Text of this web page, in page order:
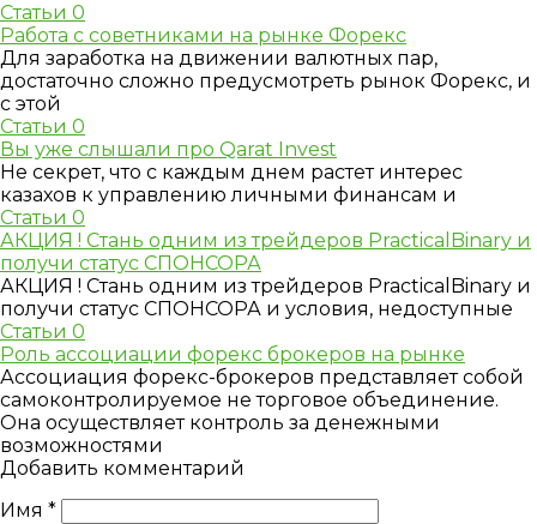
Статьи 0
Работа с советниками на рынке Форекс
Для заработка на движении валютных пар,
достаточно сложно предусмотреть рынок Форекс, и
с этой
Статьи 0
Вы уже слышали про Qarat Invest
Не секрет, что с каждым днем растет интерес
казахов к управлению личными финансам и
Статьи 0
АКЦИЯ ! Стань одним из трейдеров PracticalBinary и
получи статус СПОНСОРА
АКЦИЯ ! Стань одним из трейдеров PracticalBinary и
получи статус СПОНСОРА и условия, недоступные
Статьи 0
Роль ассоциации форекс брокеров на рынке
Ассоциация форекс-брокеров представляет собой
самоконтролируемое не торговое объединение.
Она осуществляет контроль за денежными
возможностями
Добавить комментарий
Имя *